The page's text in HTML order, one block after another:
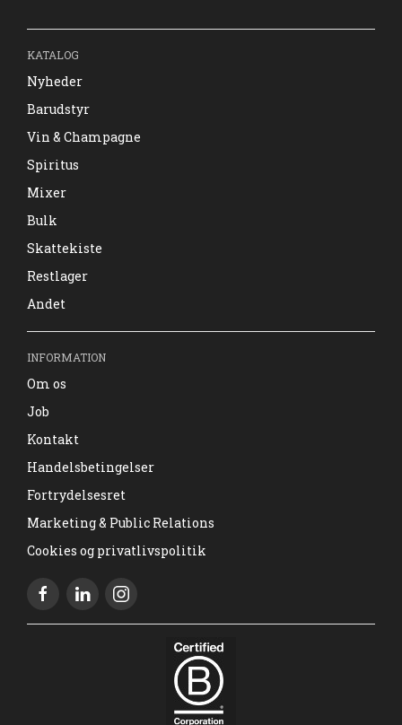
KATALOG
Nyheder
Barudstyr
Vin & Champagne
Spiritus
Mixer
Bulk
Skattekiste
Restlager
Andet
INFORMATION
Om os
Job
Kontakt
Handelsbetingelser
Fortrydelsesret
Marketing & Public Relations
Cookies og privatlivspolitik